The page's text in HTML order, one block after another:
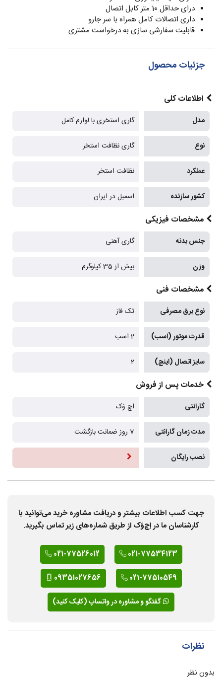
درای حداقل 10 متر کابل اتصال
داری اتصالات کامل همراه با سر جارو
قابلیت سفارشی سازی به درخواست مشتری
جزئیات محصول
اطلاعات کلی
مدل گاری استخری با لوازم کامل
نوع گاری نظافت استخر
عملکرد نظافت استخر
کشور سازنده اسمبل در ایران
مشخصات فیزیکی
جنس بدنه گاری آهنی
وزن بیش از 35 کیلوگرم
مشخصات فنی
نوع برق مصرفی تک فاز
قدرت موتور (اسب) 2 اسب
سایز اتصال (اینچ) 2
خدمات پس از فروش
گارانتی اچ وَک
مدت زمان گارانتی 7 روز ضمانت بازگشت
نصب رایگان
جهت کسب اطلاعات بیشتر و دریافت مشاوره خرید می‌توانید با
کارشناسان ما در اِچ‌وَک از طریق شماره‌های زیر تماس بگیرید.
021-77534123
021-77526012
021-77510549
09351027656
گفتگو و مشاوره در واتساپ (کلیک کنید)
نظرات
بدون نظر